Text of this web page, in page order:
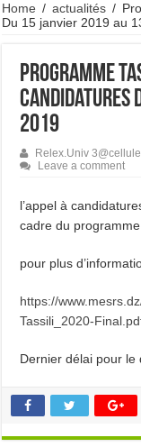
Home / actualités /
Du 15 janvier 2019 au
Programme
candidatures
2019
Relex.Univ
Leave a comment
l’appel à
cadre du
pour plus
https://
Tassili_2020-
Dernier délai pour le